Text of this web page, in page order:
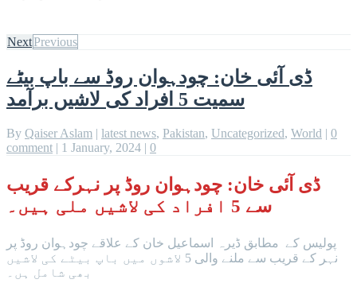
NextPrevious
ڈی آئی خان: چودہوان روڈ سے باپ بیٹے
سمیت 5 افراد کی لاشیں برآمد
By Qaiser Aslam | latest news, Pakistan, Uncategorized, World | 0
comment | 1 January, 2024 | 0
ڈی آئی خان: چودہوان روڈ پر نہرکے قریب
سے 5 افراد کی لاشیں ملی ہیں۔
پولیس کے مطابق ڈیرہ اسماعیل خان کے علاقے چودہوان روڈ پر
نہر کے قریب سے ملنے والی 5 لاشوں میں باپ بیٹے کی لاشیں
بھی شامل ہں۔